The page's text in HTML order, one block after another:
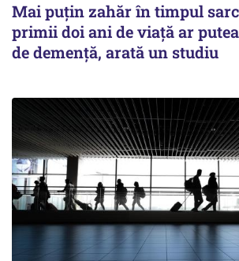
Mai puțin zahăr în timpul
primii doi ani de viață ar
de demență, arată un studiu